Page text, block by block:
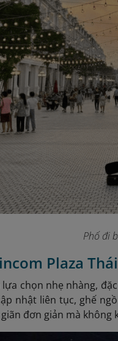
Phố đi
Plaza
chọn nhẹ nhàng,
nhật liên tục, ghế
đơn giản mà không